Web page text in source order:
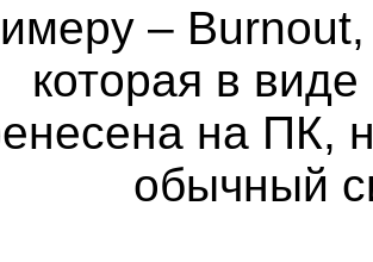
– Burnout,
которая в
на ПК,
обычный